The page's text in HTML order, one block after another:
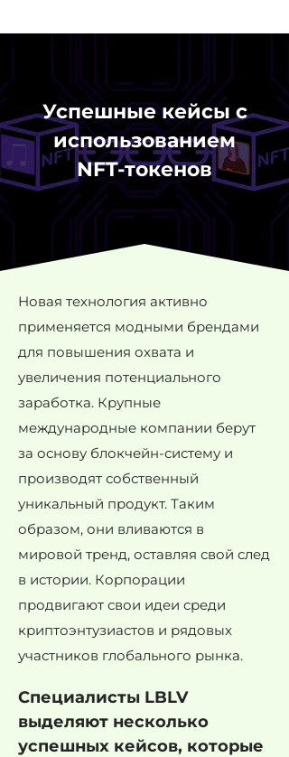
Успешные кейсы с
использованием
NFT-токенов
Новая технология активно
применяется модными брендами
для повышения охвата и
увеличения потенциального
заработка. Крупные
международные компании берут
за основу блокчейн-систему и
производят собственный
уникальный продукт. Таким
образом, они вливаются в
мировой тренд, оставляя свой след
в истории. Корпорации
продвигают свои идеи среди
криптоэнтузиастов и рядовых
участников глобального рынка.
Специалисты LBLV
выделяют несколько
успешных кейсов, которые